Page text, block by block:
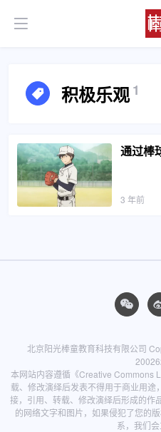
积极乐观1
通过棒
3 年前
北京阳光棒童教育科技有限公司
本网站内容遵循 《Creative Commons
载、修改演绎后发表不得用于商业用途
接，引用、转载、修改演绎后形成的作
的网络文字和图片，如果侵犯了您的
系，我们会